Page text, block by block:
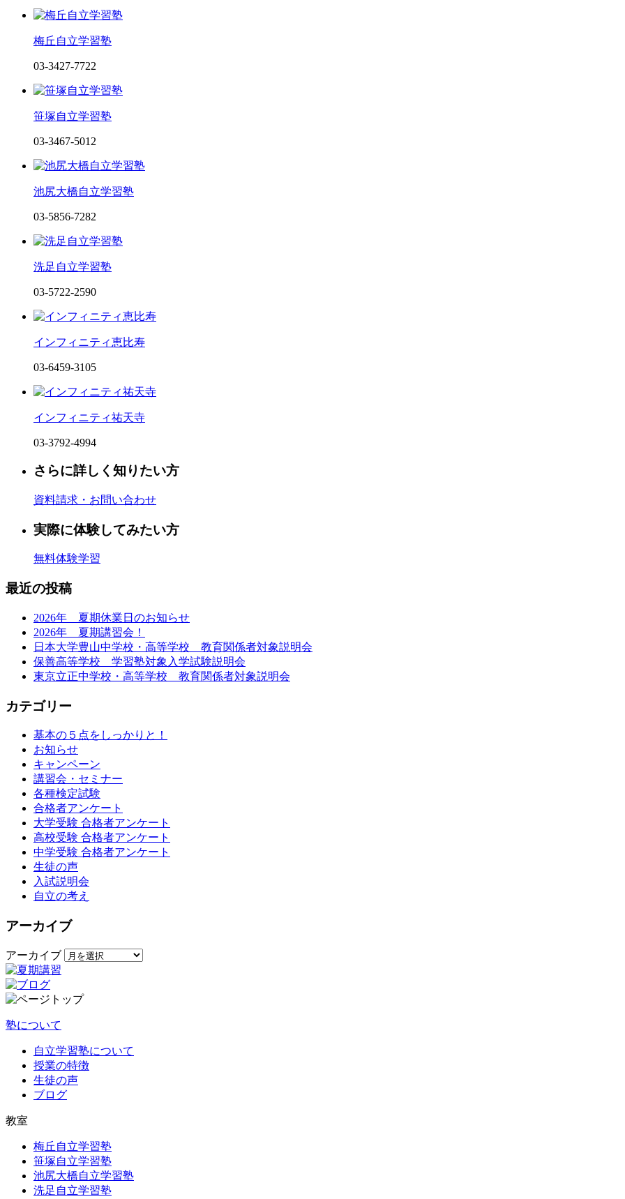
梅丘自立学習塾
03-3427-7722
笹塚自立学習塾
03-3467-5012
池尻大橋自立学習塾
03-5856-7282
洗足自立学習塾
03-5722-2590
インフィニティ恵比寿
03-6459-3105
インフィニティ祐天寺
03-3792-4994
さらに詳しく知りたい方
資料請求・お問い合わせ
実際に体験してみたい方
無料体験学習
最近の投稿
2026年 夏期休業日のお知らせ
2026年 夏期講習会！
日本大学豊山中学校・高等学校 教育関係者対象説明会
保善高等学校 学習塾対象入学試験説明会
東京立正中学校・高等学校 教育関係者対象説明会
カテゴリー
基本の５点をしっかりと！
お知らせ
キャンペーン
講習会・セミナー
各種検定試験
合格者アンケート
大学受験 合格者アンケート
高校受験 合格者アンケート
中学受験 合格者アンケート
生徒の声
入試説明会
自立の考え
アーカイブ
アーカイブ
塾について
自立学習塾について
授業の特徴
生徒の声
ブログ
教室
梅丘自立学習塾
笹塚自立学習塾
池尻大橋自立学習塾
洗足自立学習塾